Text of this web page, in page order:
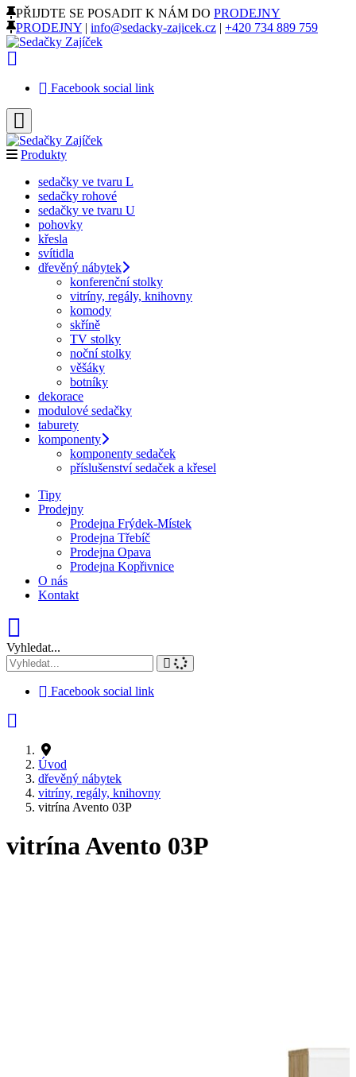
PŘIJDTE SE POSADIT K NÁM DO PRODEJNY
PRODEJNY | info@sedacky-zajicek.cz | +420 734 889 759
Facebook social link
Produkty
sedačky ve tvaru L
sedačky rohové
sedačky ve tvaru U
pohovky
křesla
svítidla
dřevěný nábytek
konferenční stolky
vitríny, regály, knihovny
komody
skříně
TV stolky
noční stolky
věšáky
botníky
dekorace
modulové sedačky
taburety
komponenty
komponenty sedaček
příslušenství sedaček a křesel
Tipy
Prodejny
Prodejna Frýdek-Místek
Prodejna Třebíč
Prodejna Opava
Prodejna Kopřivnice
O nás
Kontakt
Vyhledat...
Facebook social link
Úvod
dřevěný nábytek
vitríny, regály, knihovny
vitrína Avento 03P
vitrína Avento 03P